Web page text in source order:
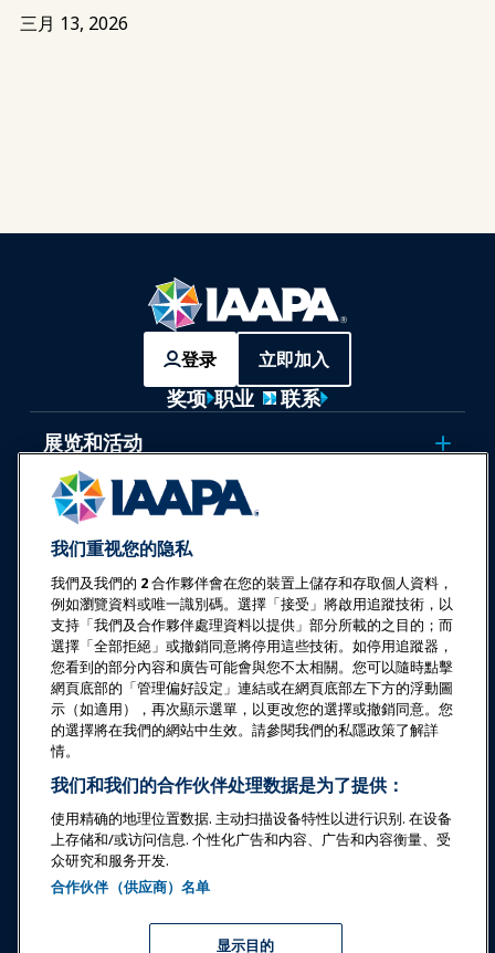
三月 13, 2026
登录 立即加入
奖项 职业
联系
展览和活动
新闻与乐趣世界
教育
安全与保障
倡导
研究与报告
关于IAAPA
合作伙伴
Copyright © 2026 国际游乐园和景点协会。保留所有权利。
我们重视您的隐私
我們及我們的 2合作夥伴會在您的裝置上儲存和存取個人資料，
例如瀏覽資料或唯一識別碼。選擇「接受」將啟用追蹤技術，以
支持「我們及合作夥伴處理資料以提供」部分所載的之目的；而
選擇「全部拒絕」或撤銷同意將停用這些技術。如停用追蹤器，
您看到的部分內容和廣告可能會與您不太相關。您可以隨時點擊
網頁底部的「管理偏好設定」連結或在網頁底部左下方的浮動圖
示（如適用），再次顯示選單，以更改您的選擇或撤銷同意。您
的選擇將在我們的網站中生效。請參閱我們的私隱政策了解詳
情。
我们和我们的合作伙伴处理数据是为了提供：
使用精确的地理位置数据. 主动扫描设备特性以进行识别. 在设备
上存储和/或访问信息. 个性化广告和内容、广告和内容衡量、受
众研究和服务开发.
合作伙伴（供应商）名单
显示目的